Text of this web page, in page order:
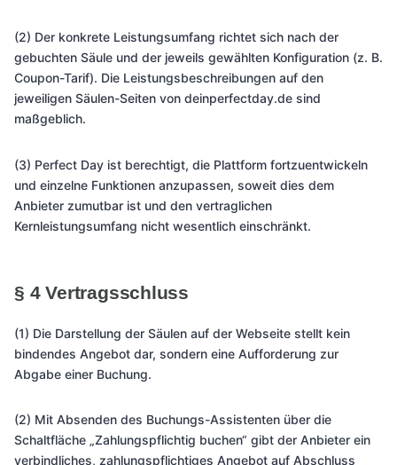
(2) Der konkrete Leistungsumfang richtet sich nach der
gebuchten Säule und der jeweils gewählten Konfiguration (z. B.
Coupon-Tarif). Die Leistungsbeschreibungen auf den
jeweiligen Säulen-Seiten von deinperfectday.de sind
maßgeblich.
(3) Perfect Day ist berechtigt, die Plattform fortzuentwickeln
und einzelne Funktionen anzupassen, soweit dies dem
Anbieter zumutbar ist und den vertraglichen
Kernleistungsumfang nicht wesentlich einschränkt.
§ 4 Vertragsschluss
(1) Die Darstellung der Säulen auf der Webseite stellt kein
bindendes Angebot dar, sondern eine Aufforderung zur
Abgabe einer Buchung.
(2) Mit Absenden des Buchungs-Assistenten über die
Schaltfläche „Zahlungspflichtig buchen“ gibt der Anbieter ein
verbindliches, zahlungspflichtiges Angebot auf Abschluss